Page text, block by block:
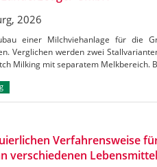
2026
einer Milchviehanlage für die
Verglichen werden zwei
Milking mit separatem Melkbereich.
Verfahrensweise
verschiedenen